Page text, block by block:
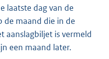
laatste dag van de
de maand die in de
aanslagbiljet is vermeld
een maand later.